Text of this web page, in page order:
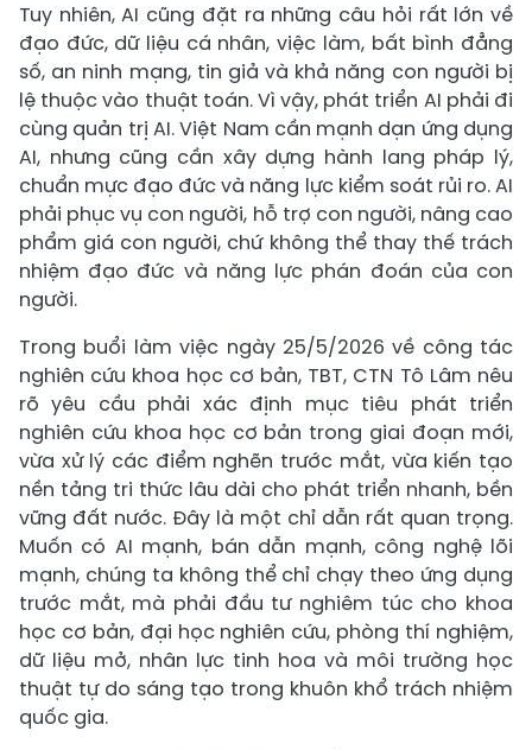
Tuy nhiên, AI cũng đặt ra những câu hỏi rất lớn về
đạo đức, dữ liệu cá nhân, việc làm, bất bình đẳng
số, an ninh mạng, tin giả và khả năng con người bị
lệ thuộc vào thuật toán. Vì vậy, phát triển AI phải đi
cùng quản trị AI. Việt Nam cần mạnh dạn ứng dụng
AI, nhưng cũng cần xây dựng hành lang pháp lý,
chuẩn mực đạo đức và năng lực kiểm soát rủi ro. AI
phải phục vụ con người, hỗ trợ con người, nâng cao
phẩm giá con người, chứ không thể thay thế trách
nhiệm đạo đức và năng lực phán đoán của con
người.
Trong buổi làm việc ngày 25/5/2026 về công tác
nghiên cứu khoa học cơ bản, TBT, CTN Tô Lâm nêu
rõ yêu cầu phải xác định mục tiêu phát triển
nghiên cứu khoa học cơ bản trong giai đoạn mới,
vừa xử lý các điểm nghẽn trước mắt, vừa kiến tạo
nền tảng tri thức lâu dài cho phát triển nhanh, bền
vững đất nước. Đây là một chỉ dẫn rất quan trọng.
Muốn có AI mạnh, bán dẫn mạnh, công nghệ lõi
mạnh, chúng ta không thể chỉ chạy theo ứng dụng
trước mắt, mà phải đầu tư nghiêm túc cho khoa
học cơ bản, đại học nghiên cứu, phòng thí nghiệm,
dữ liệu mở, nhân lực tinh hoa và môi trường học
thuật tự do sáng tạo trong khuôn khổ trách nhiệm
quốc gia.